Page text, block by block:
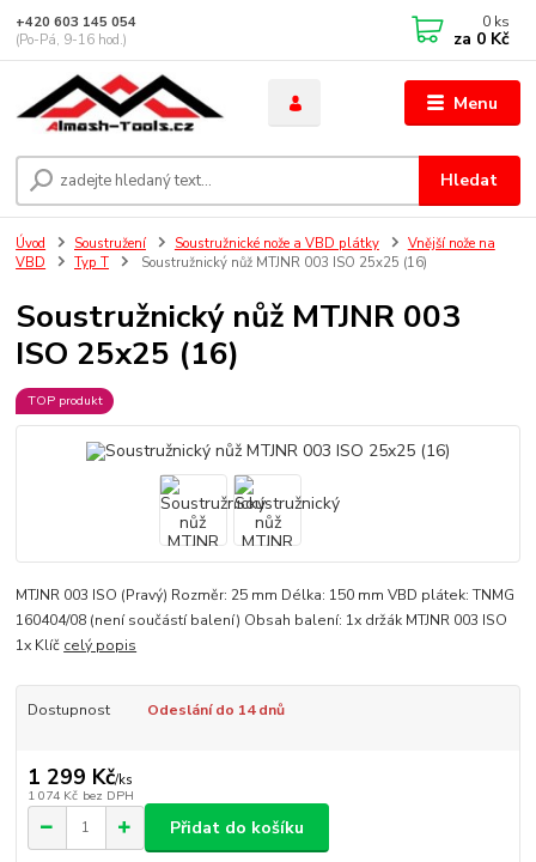
Menu
Hledat
+420 603 145 054
(Po-Pá, 9-16 hod.)
0 ks
za 0 Kč
Úvod Soustružení Soustružnické nože a VBD plátky
Vnější nože na
VBD
Typ T Soustružnický nůž MTJNR 003 ISO 25x25 (16)
Soustružnický nůž MTJNR 003
ISO 25x25 (16)
TOP produkt
MTJNR 003 ISO (Pravý) Rozměr: 25 mm Délka: 150 mm VBD plátek: TNMG
160404/08 (není součástí balení) Obsah balení: 1x držák MTJNR 003 ISO
1x Klíč celý popis
Dostupnost Odeslání do 14 dnů
1 299 Kč/ks
1 074 Kč bez DPH
Přidat do košíku